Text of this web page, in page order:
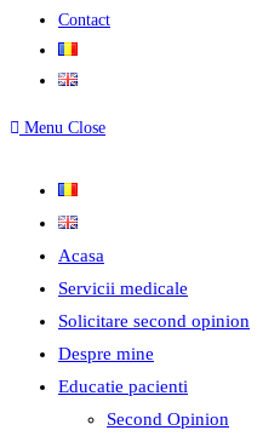
Contact
Menu Close
Acasa
Servicii medicale
Solicitare second opinion
Despre mine
Educatie pacienti
Second Opinion